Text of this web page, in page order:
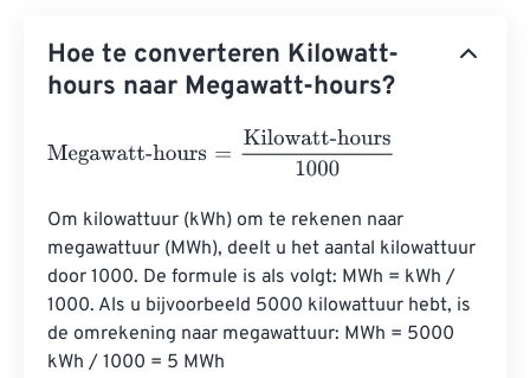
Hoe te converteren Kilowatt-
hours naar Megawatt-hours?
Megawatt-hours Kilowatt-hours1000
Om kilowattuur (kWh) om te rekenen naar
megawattuur (MWh), deelt u het aantal kilowattuur
door 1000. De formule is als volgt: MWh = kWh /
1000. Als u bijvoorbeeld 5000 kilowattuur hebt, is
de omrekening naar megawattuur: MWh = 5000
kWh / 1000 = 5 MWh